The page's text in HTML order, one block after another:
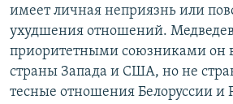
имеет личная неприязнь или
ухудшения отношений. Медведев
приоритетными союзниками он
страны Запада и США, но не
тесные отношения Белоруссии и